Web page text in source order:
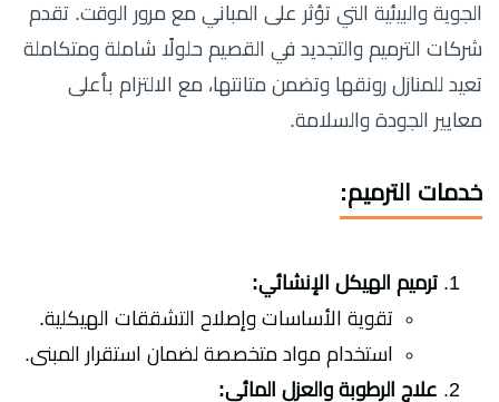
الجوية والبيئية التي تؤثر على المباني مع مرور الوقت. تقدم
شركات الترميم والتجديد في القصيم حلولًا شاملة ومتكاملة
تعيد للمنازل رونقها وتضمن متانتها، مع الالتزام بأعلى
معايير الجودة والسلامة.
خدمات الترميم:
ترميم الهيكل الإنشائي:
تقوية الأساسات وإصلاح التشققات الهيكلية.
استخدام مواد متخصصة لضمان استقرار المبنى.
علاج الرطوبة والعزل المائي: